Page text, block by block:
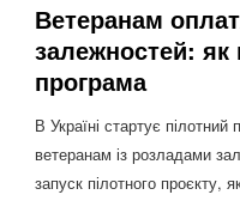
Ветеранам
залежностей:
програма
В Україні стартує
ветеранам із розладами
запуск пілотного проєкту,